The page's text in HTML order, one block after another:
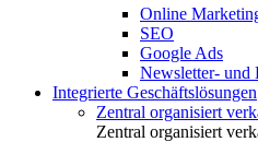
Online
SEO
Google Ads
Newsletter-
Integrierte Geschäftslösungen
Zentral organisiert
Zentral organisiert